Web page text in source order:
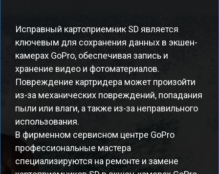
Исправный картоприемник SD является
ключевым для сохранения данных в экшен-
камерах GoPro, обеспечивая запись и
хранение видео и фотоматериалов.
Повреждение картридера может произойти
из-за механических повреждений, попадания
пыли или влаги, а также из-за неправильного
использования.
В фирменном сервисном центре GoPro
профессиональные мастера
специализируются на ремонте и замене